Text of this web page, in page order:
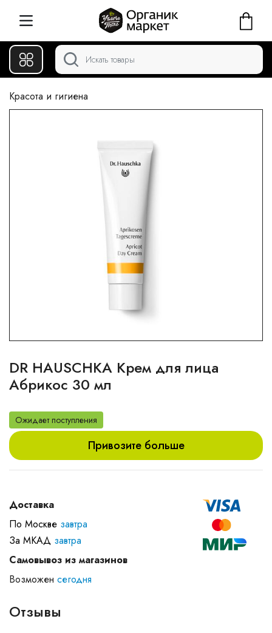
Красота и гигиена
DR HAUSCHKA Крем для лица
Абрикос 30 мл
Ожидает поступления
Привозите больше
Доставка
По Москве завтра
За МКАД завтра
Самовывоз из магазинов
Возможен сегодня
Отзывы